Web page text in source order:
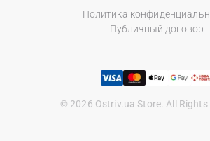
Политика
Публичный договор
© 2026 Ostriv.ua Store. All Rights